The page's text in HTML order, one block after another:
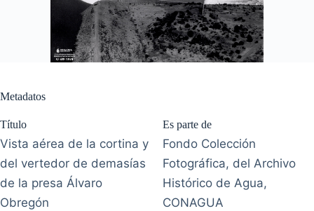
Metadatos
Título
Vista aérea de la cortina y
del vertedor de demasías
de la presa Álvaro
Obregón
Es parte de
Fondo Colección
Fotográfica, del Archivo
Histórico de Agua,
CONAGUA